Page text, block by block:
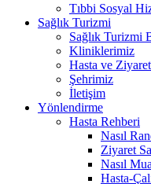
Tıbbi Sosyal
Sağlık Turizmi
Sağlık Turizmi
Kliniklerimiz
Hasta ve
Şehrimiz
İletişim
Yönlendirme
Hasta Rehberi
Nasıl
Ziyaret
Nasıl
Hasta-